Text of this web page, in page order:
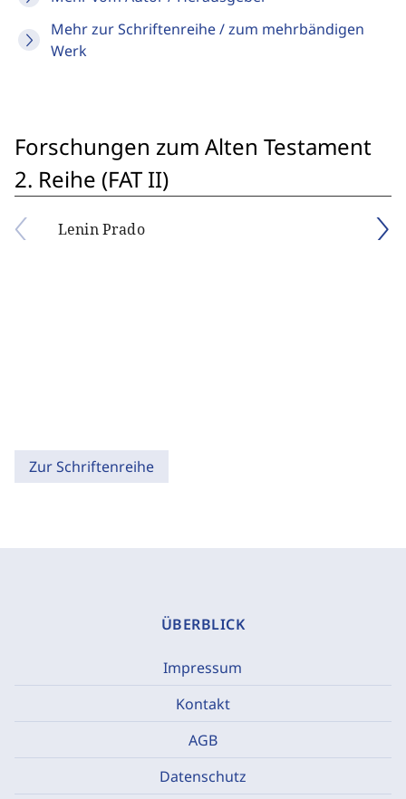
Mehr zur Schriftenreihe / zum mehrbändigen
Werk
Forschungen zum Alten Testament
2. Reihe (FAT II)
Lenin Prado
Zur Schriftenreihe
ÜBERBLICK
Impressum
Kontakt
AGB
Datenschutz